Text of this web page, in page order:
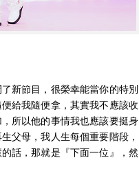
新節目，很榮幸能當你的特別
給我隨便拿，其實我不應該收
所以他的事情我也應該要挺身
父母，我人生每個重要階段，
話，那就是『下面一位』，然